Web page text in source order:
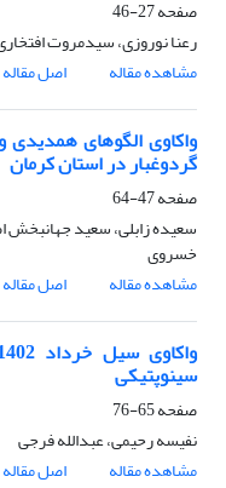
صفحه27-46
رعنا نوروزی، سیدمروت
مشاهده مقاله
اصل مقاله
واکاوی الگوهای
گردوغبار در استان کرمان
صفحه47-64
سعیده زابلی، سعید
خسروی
مشاهده مقاله
اصل مقاله
سینوپتیکی
صفحه65-76
نفیسه رحیمی، عبدالله فرجی
مشاهده مقاله
اصل مقاله